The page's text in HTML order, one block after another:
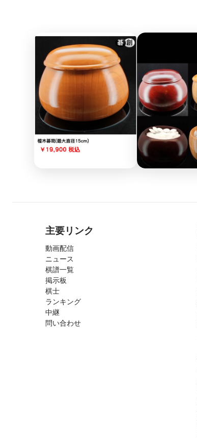
主要リンク
動画配信
ニュース
棋譜一覧
掲示板
棋士
ランキング
中継
問い合わせ